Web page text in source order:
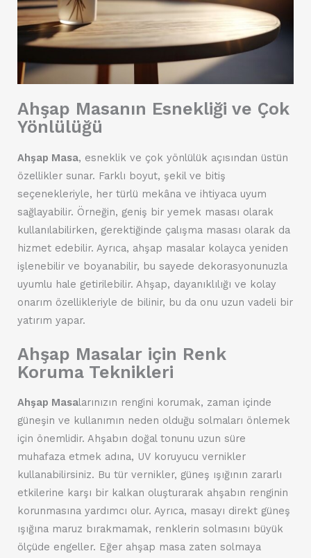
Ahşap Masanın Esnekliği ve Çok
Yönlülüğü
Ahşap Masa, esneklik ve çok yönlülük açısından üstün
özellikler sunar. Farklı boyut, şekil ve bitiş
seçenekleriyle, her türlü mekâna ve ihtiyaca uyum
sağlayabilir. Örneğin, geniş bir yemek masası olarak
kullanılabilirken, gerektiğinde çalışma masası olarak da
hizmet edebilir. Ayrıca, ahşap masalar kolayca yeniden
işlenebilir ve boyanabilir, bu sayede dekorasyonunuzla
uyumlu hale getirilebilir. Ahşap, dayanıklılığı ve kolay
onarım özellikleriyle de bilinir, bu da onu uzun vadeli bir
yatırım yapar.
Ahşap Masalar için Renk
Koruma Teknikleri
Ahşap Masalarınızın rengini korumak, zaman içinde
güneşin ve kullanımın neden olduğu solmaları önlemek
için önemlidir. Ahşabın doğal tonunu uzun süre
muhafaza etmek adına, UV koruyucu vernikler
kullanabilirsiniz. Bu tür vernikler, güneş ışığının zararlı
etkilerine karşı bir kalkan oluşturarak ahşabın renginin
korunmasına yardımcı olur. Ayrıca, masayı direkt güneş
ışığına maruz bırakmamak, renklerin solmasını büyük
ölçüde engeller. Eğer ahşap masa zaten solmaya